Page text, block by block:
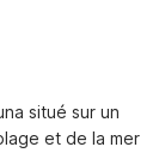
situé sur un
et de la mer